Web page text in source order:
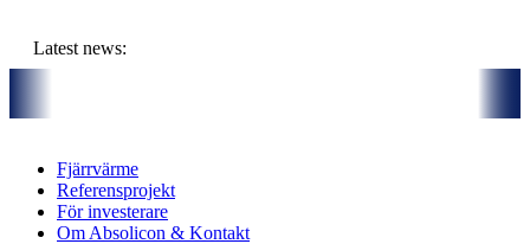
innehåll
Latest news:
Fjärrvärme
Referensprojekt
För investerare
Om Absolicon & Kontakt